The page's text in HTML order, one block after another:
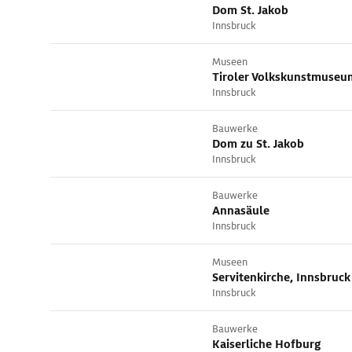
Dom St. Jakob
Innsbruck
Museen
Tiroler
Innsbruck
Bauwerke
Dom zu St. Jakob
Innsbruck
Bauwerke
Annasäule
Innsbruck
Museen
Servitenkirche, Innsbruck
Innsbruck
Bauwerke
Kaiserliche Hofburg